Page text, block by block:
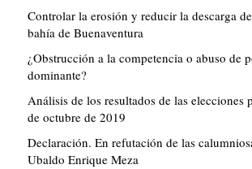
Controlar la erosión y reducir la descarga
bahía de Buenaventura
¿Obstrucción a la competencia o abuso de
dominante?
Análisis de los resultados de las elecciones
de octubre de 2019
Declaración. En refutación de las
Ubaldo Enrique Meza